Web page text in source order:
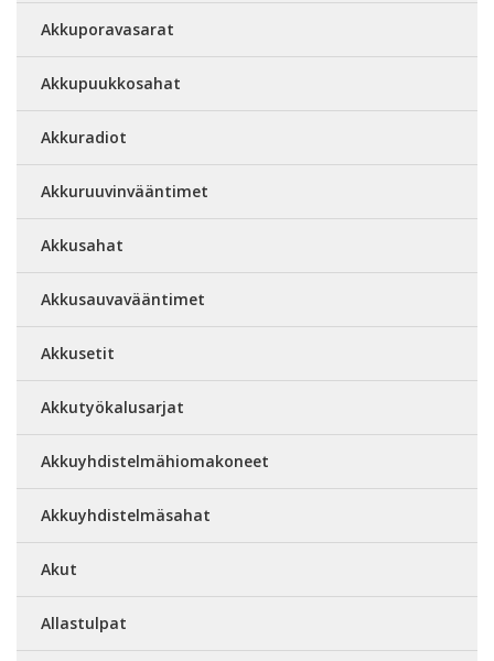
Akkuporavasarat
Akkupuukkosahat
Akkuradiot
Akkuruuvinvääntimet
Akkusahat
Akkusauvavääntimet
Akkusetit
Akkutyökalusarjat
Akkuyhdistelmähiomakoneet
Akkuyhdistelmäsahat
Akut
Allastulpat